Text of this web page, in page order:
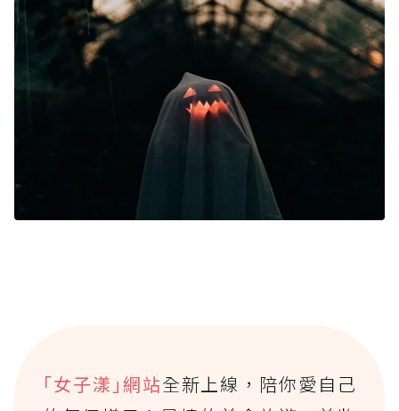
｢女子漾｣網站全新上線，陪你愛自己